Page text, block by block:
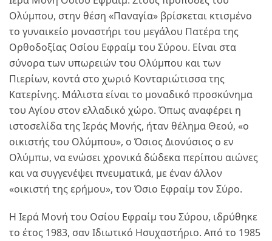
Ολύμπου, στην θέση «Παναγία» βρίσκεται κτισμένο
το γυναικείο μοναστήρι του μεγάλου Πατέρα της
Ορθοδοξίας Οσίου Εφραίμ του Σύρου. Είναι στα
σύνορα των υπωρειών του Ολύμπου και των
Πιερίων, κοντά στο χωριό Κονταριώτισσα της
Κατερίνης. Μάλιστα είναι το μοναδικό προσκύνημα
του Αγίου στον ελλαδικό χώρο. Όπως αναφέρει η
ιστοσελίδα της Ιεράς Μονής, ήταν θέλημα Θεού, «ο
οικιστής του Ολύμπου», ο Όσιος Διονύσιος ο εν
Ολύμπω, να ενώσει χρονικά δώδεκα περίπου αιώνες
και να συγγενέψει πνευματικά, με έναν άλλον
«οικιστή της ερήμου», τον Όσιο Εφραίμ τον Σύρο.
Η Ιερά Μονή του Οσίου Εφραίμ του Σύρου, ιδρύθηκε
το έτος 1983, σαν Ιδιωτικό Ησυχαστήριο. Από το 1985